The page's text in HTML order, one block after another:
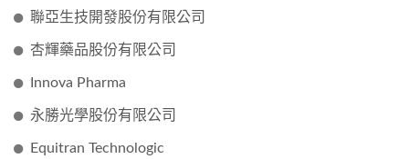
聯亞生技開發股份有限公司
杏輝藥品股份有限公司
Innova Pharma
永勝光學股份有限公司
Equitran Technologic